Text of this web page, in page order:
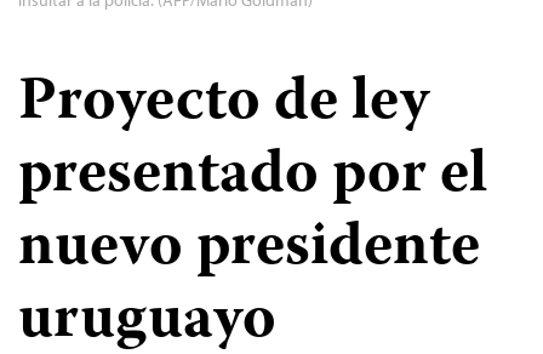
Proyecto de ley
presentado por el
nuevo presidente
uruguayo